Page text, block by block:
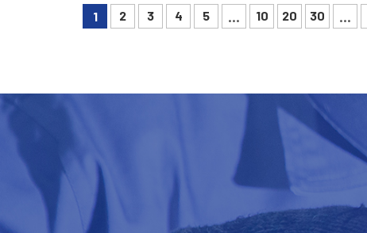
1 2 3 4 5 ... 10 20 30 ...